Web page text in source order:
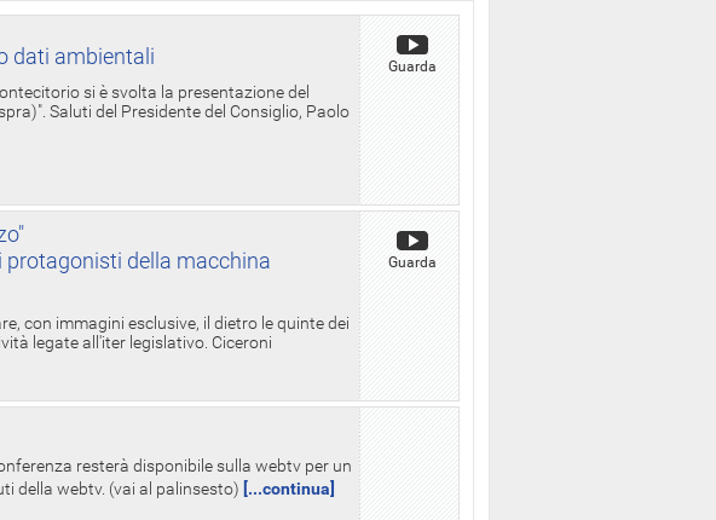
dati ambientali
si è svolta la presentazione del
Saluti del Presidente del Consiglio, Paolo
Guarda
protagonisti della macchina
con immagini esclusive, il dietro le quinte dei
legate all'iter legislativo. Ciceroni
Guarda
resterà disponibile sulla webtv per un
della webtv. (vai al palinsesto) [...continua]